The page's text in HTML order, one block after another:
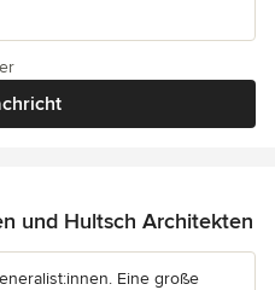
und Hultsch Architekten
Eine große